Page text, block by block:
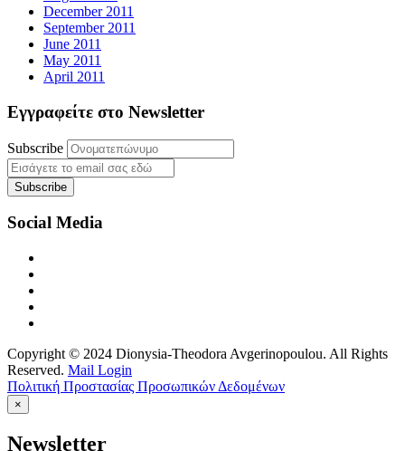
December 2011
September 2011
June 2011
May 2011
April 2011
Εγγραφείτε στο Newsletter
Subscribe
Social Media
Copyright © 2024 Dionysia-Theodora Avgerinopoulou. All Rights
Reserved. Mail Login
Πολιτική Προστασίας Προσωπικών Δεδομένων
×
Newsletter